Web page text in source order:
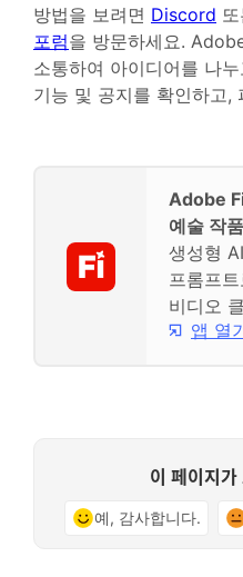
방법을 보려면 Discord
포럼을 방문하세요.
소통하여 아이디어를 나
기능 및 공지를 확인하고,
Adobe
예술 작
생성형
프롬프
비디오
앱 열
이 페이지
예, 감사합니다.